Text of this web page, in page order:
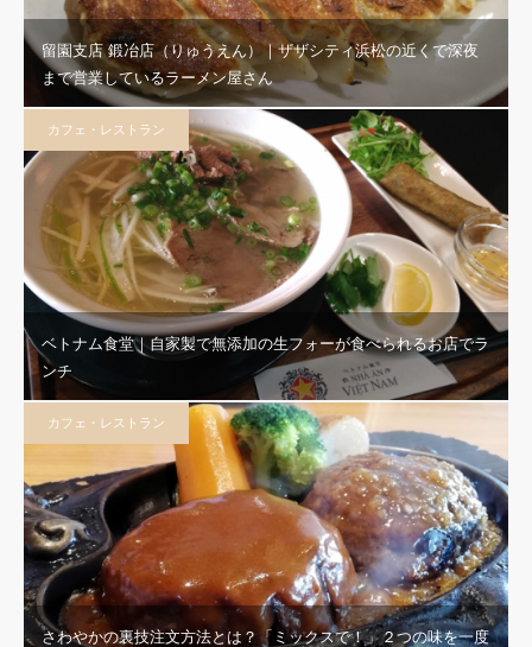
留園支店 鍛冶店（りゅうえん）｜ザザシティ浜松の近くで深夜
まで営業しているラーメン屋さん
カフェ・レストラン
ベトナム食堂｜自家製で無添加の生フォーが食べられるお店でラ
ンチ
カフェ・レストラン
さわやかの裏技注文方法とは？「ミックスで！」２つの味を一度